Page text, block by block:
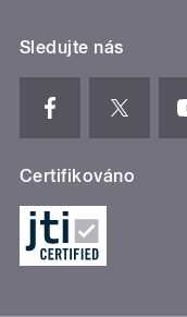
Sledujte nás
Certifikováno